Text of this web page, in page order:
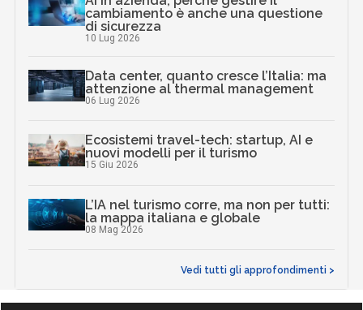
cambiamento è anche una questione
di sicurezza
10 Lug 2026
Data center, quanto cresce l’Italia: ma
attenzione al thermal management
06 Lug 2026
Ecosistemi travel-tech: startup, AI e
nuovi modelli per il turismo
15 Giu 2026
L’IA nel turismo corre, ma non per tutti:
la mappa italiana e globale
08 Mag 2026
Vedi tutti gli approfondimenti >